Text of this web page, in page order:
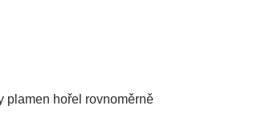
plamen hořel rovnoměrně